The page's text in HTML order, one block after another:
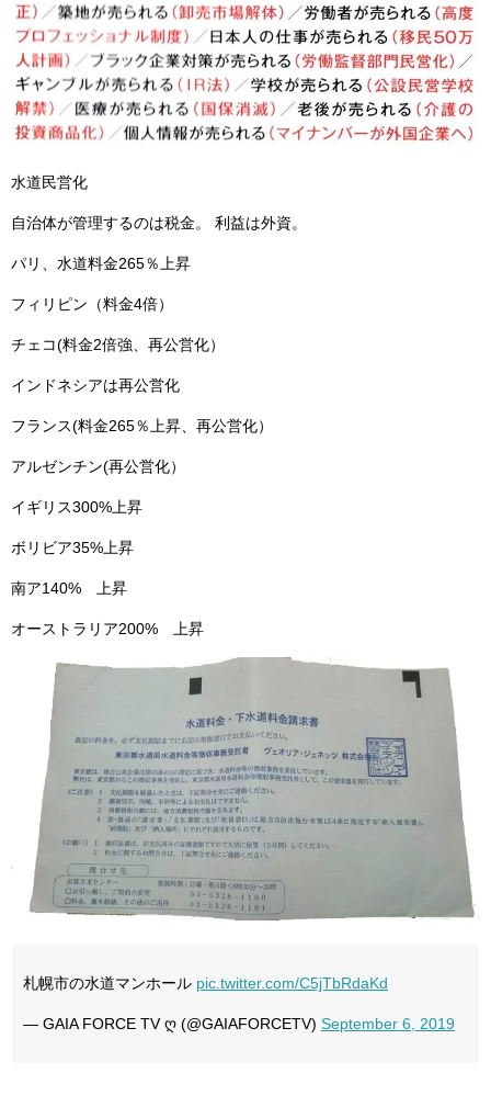
水道民営化
自治体が管理するのは税金。 利益は外資。
パリ、水道料金265％上昇
フィリピン（料金4倍）
チェコ(料金2倍強、再公営化）
インドネシアは再公営化
フランス(料金265％上昇、再公営化）
アルゼンチン(再公営化）
イギリス300%上昇
ボリビア35%上昇
南ア140% 上昇
オーストラリア200% 上昇
札幌市の水道マンホール pic.twitter.com/C5jTbRdaKd
— GAIA FORCE TV ღ (@GAIAFORCETV) September 6, 2019